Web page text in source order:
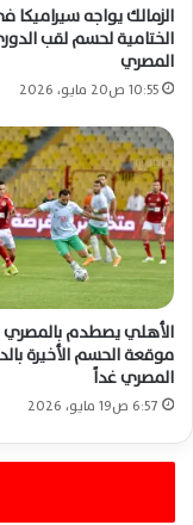
الزمالك يواجه سيراميكا
الختامية لحسم لقب
المصري
10:55 ص20 مايو، 2026
الأهلي يصطدم
موقعة الحسم الأخيرة
المصري غداً
6:57 ص19 مايو، 2026